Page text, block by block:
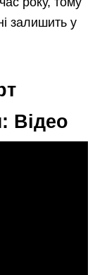
залишить у
Відео